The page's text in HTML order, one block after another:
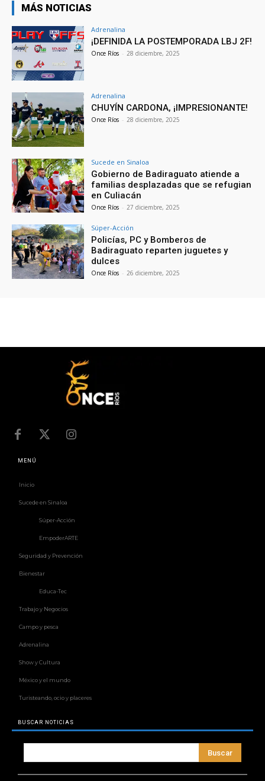
MÁS NOTICIAS
Adrenalina
¡DEFINIDA LA POSTEMPORADA LBJ 2F!
Once Ríos - 28 diciembre, 2025
Adrenalina
CHUYÍN CARDONA, ¡IMPRESIONANTE!
Once Ríos - 28 diciembre, 2025
Sucede en Sinaloa
Gobierno de Badiraguato atiende a
familias desplazadas que se refugian
en Culiacán
Once Ríos - 27 diciembre, 2025
Súper-Acción
Policías, PC y Bomberos de
Badiraguato reparten juguetes y
dulces
Once Ríos - 26 diciembre, 2025
MENÚ
Inicio
Sucede en Sinaloa
Súper-Acción
EmpoderARTE
Seguridad y Prevención
Bienestar
Educa-Tec
Trabajo y Negocios
Campo y pesca
Adrenalina
Show y Cultura
México y el mundo
Turisteando, ocio y placeres
BUSCAR NOTICIAS
Buscar